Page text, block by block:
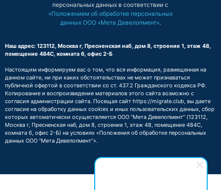
персональных данных в соответствии с
«Положением об обработке персональных
данных ООО «Мета Девелопмент».
Наш адрес: 123112, Москва г, Пресненская наб, дом 8, строение 1, этаж 48,
помещение 484С, комната 6, офис 2-Б
Настоящим информируем вас о том, что вся информация, размещенная на
данном сайте, ни при каких обстоятельствах не может признаваться
публичной офертой в соответствии со ст. 437.2 Гражданского кодекса РФ.
Копирование и воспроизведение материалов этого сайта возможно с
согласия администрации сайта. Посещая сайт https://migrate.club, вы даете
согласие на обработку данных cookies и иных пользовательских данных, сбор
которых автоматически осуществляется ООО “Мета Девелопмент” (123112,
Москва г, Пресненская наб, дом 8, строение 1, этаж 48, помещение 484С,
комната 6, офис 2-Б) на условиях «Положения об обработке персональных
данных ООО “Мета Девелопмент”».